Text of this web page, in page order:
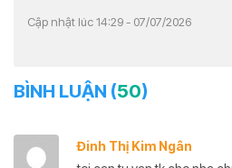
Cập nhật lúc 14:29 - 07/07/2026
BÌNH LUẬN (50)
Đinh Thị Kim Ngân